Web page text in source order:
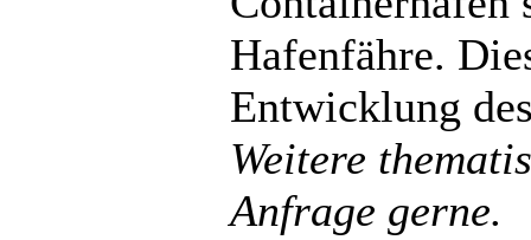
Hafenfähre.
Entwicklung
Weitere
Anfrage gerne.